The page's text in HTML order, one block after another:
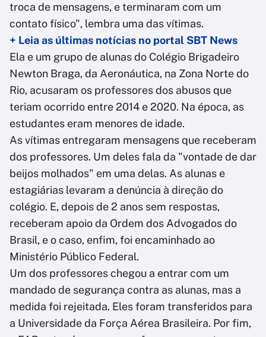
troca de mensagens, e terminaram com um
contato físico", lembra uma das vítimas.
+ Leia as últimas notícias no portal SBT News
Ela e um grupo de alunas do Colégio Brigadeiro
Newton Braga, da Aeronáutica, na Zona Norte do
Rio, acusaram os professores dos abusos que
teriam ocorrido entre 2014 e 2020. Na época, as
estudantes eram menores de idade.
As vítimas entregaram mensagens que receberam
dos professores. Um deles fala da "vontade de dar
beijos molhados" em uma delas. As alunas e
estagiárias levaram a denúncia à direção do
colégio. E, depois de 2 anos sem respostas,
receberam apoio da Ordem dos Advogados do
Brasil, e o caso, enfim, foi encaminhado ao
Ministério Público Federal.
Um dos professores chegou a entrar com um
mandado de segurança contra as alunas, mas a
medida foi rejeitada. Eles foram transferidos para
a Universidade da Força Aérea Brasileira. Por fim,